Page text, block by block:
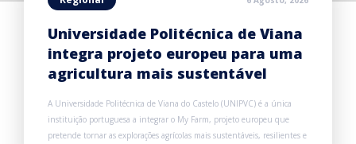
Universidade Politécnica de Viana
integra projeto europeu para uma
agricultura mais sustentável
A Universidade Politécnica de Viana do Castelo (UNIPVC) é a única
instituição portuguesa a integrar o My Farm, projeto europeu que
pretende tornar as explorações agrícolas mais sustentáveis, resilientes e